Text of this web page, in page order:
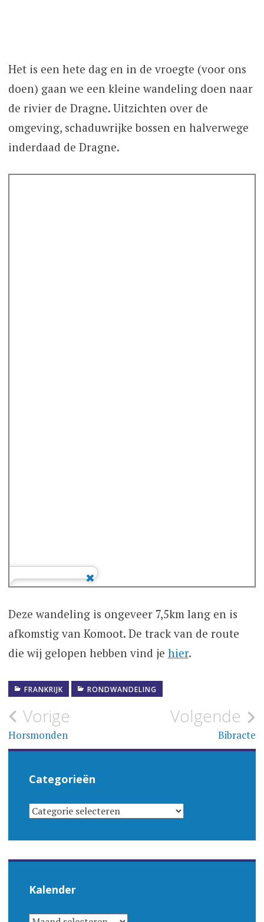
Het is een hete dag en in de vroegte (voor ons
doen) gaan we een kleine wandeling doen naar
de rivier de Dragne. Uitzichten over de
omgeving, schaduwrijke bossen en halverwege
inderdaad de Dragne.
Deze wandeling is ongeveer 7,5km lang en is
afkomstig van Komoot. De track van de route
die wij gelopen hebben vind je hier.
FRANKRIJK RONDWANDELING
Bericht
navigatie
Vorige
Horsmonden
Volgende
Bibracte
Categorieën
CATEGORIEËN
Kalender
KALENDER